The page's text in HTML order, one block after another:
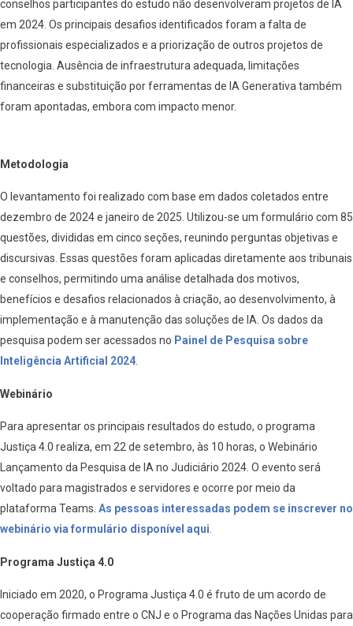
conselhos participantes do estudo não desenvolveram projetos de IA
em 2024. Os principais desafios identificados foram a falta de
profissionais especializados e a priorização de outros projetos de
tecnologia. Ausência de infraestrutura adequada, limitações
financeiras e substituição por ferramentas de IA Generativa também
foram apontadas, embora com impacto menor.
Metodologia
O levantamento foi realizado com base em dados coletados entre
dezembro de 2024 e janeiro de 2025. Utilizou-se um formulário com 85
questões, divididas em cinco seções, reunindo perguntas objetivas e
discursivas. Essas questões foram aplicadas diretamente aos tribunais
e conselhos, permitindo uma análise detalhada dos motivos,
benefícios e desafios relacionados à criação, ao desenvolvimento, à
implementação e à manutenção das soluções de IA. Os dados da
pesquisa podem ser acessados no Painel de Pesquisa sobre
Inteligência Artificial 2024
Webinário
Para apresentar os principais resultados do estudo, o programa
Justiça 4.0 realiza, em 22 de setembro, às 10 horas, o Webinário
Lançamento da Pesquisa de IA no Judiciário 2024. O evento será
voltado para magistrados e servidores e ocorre por meio da
plataforma Teams. As pessoas interessadas podem se inscrever no
webinário via formulário disponível aqui.
Programa Justiça 4.0
Iniciado em 2020, o Programa Justiça 4.0 é fruto de um acordo de
cooperação firmado entre o CNJ e o Programa das Nações Unidas para